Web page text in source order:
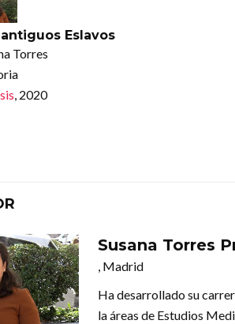
Eslavos
Torres
, 2020
Susana Torres
, Madrid
Ha desarrollado su
la áreas de Estudios